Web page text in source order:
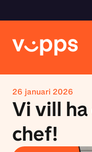
26 januari 2026
Vi vill
chef!